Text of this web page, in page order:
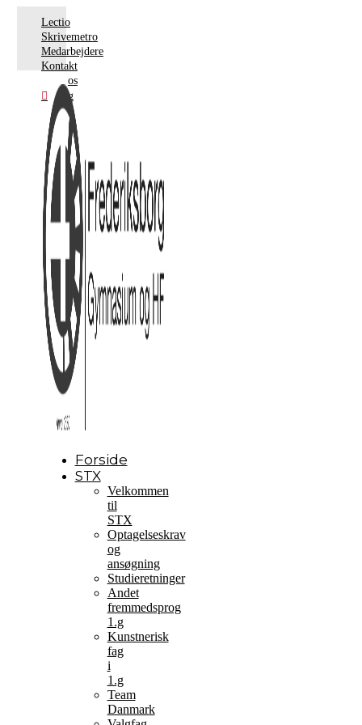
Lectio
Skrivemetro
Medarbejdere
Kontakt
os
Søg
Forside
STX
Velkommen
til
STX
Optagelseskrav
og
ansøgning
Studieretninger
Andet
fremmedsprog
1.g
Kunstnerisk
fag
i
1.g
Team
Danmark